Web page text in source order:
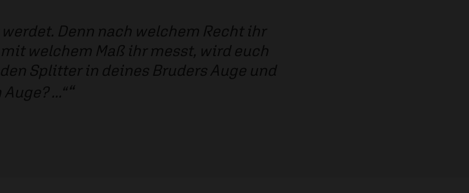
Denn nach welchem Recht ihr
welchem Maß ihr messt, wird euch
Splitter in deines Bruders Auge und
...“